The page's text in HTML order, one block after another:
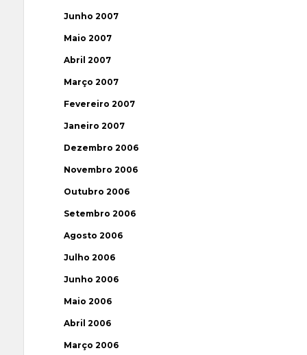
Junho 2007
Maio 2007
Abril 2007
Março 2007
Fevereiro 2007
Janeiro 2007
Dezembro 2006
Novembro 2006
Outubro 2006
Setembro 2006
Agosto 2006
Julho 2006
Junho 2006
Maio 2006
Abril 2006
Março 2006